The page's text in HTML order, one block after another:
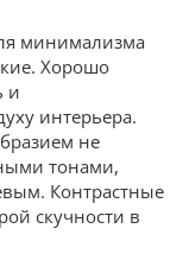
минимализма
Хорошо
и
интерьера.
не
тонами,
Контрастные
скучности в